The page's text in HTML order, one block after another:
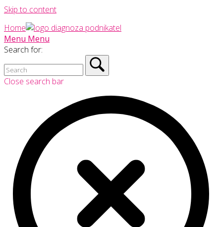
Skip to content
Home
Menu Menu
Search for:
Close search bar